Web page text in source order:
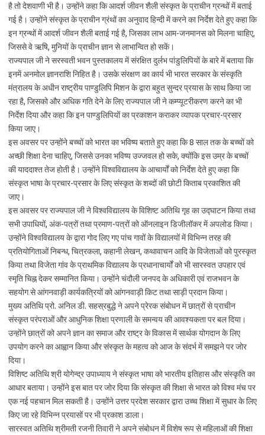
है तो देशवाणी भी है। उन्होंने कहा कि आदर्श जीवन शैली संस्कृत के प्राचीन ग्रन्थों में बताई
गई है। उन्होंने संस्कृत के प्राचीन ग्रंथों का अनुवाद हिन्दी में करने का निर्देश देते हुए कहा कि
इन ग्रन्थों में आदर्श जीवन शैली बताई गई है, जिसका लाभ आम-जनमानस को मिलना चाहिए,
जिससे वे ऋषि, मुनियों के प्राचीन ज्ञान से लाभान्वित हो सकें।
राज्यपाल जी ने सरस्वती भवन पुस्तकालय में संरक्षित दुर्लभ पांडुलिपियों के बारे में बताया कि
इनमें अनमोल ज्ञानराशि निहित है। उसके संरक्षण का कार्य भी भारत सरकार के संस्कृति
मंत्रालय के अधीन राष्ट्रीय पाण्डुलिपि मिशन के द्वारा बहुत सुन्दर प्रयास के साथ किया जा
रहा है, जिसको और अधिक गति देने के लिए राज्यपाल जी ने कम्प्यूटरीकरण करने का भी
निर्देश दिया और कहा कि इन पाण्डुलिपियों का प्रकाशन कराकर व्यापक प्रचार-प्रसार
किया जाए।
इस अवसर पर उन्होंने बच्चों को भारत का भविष्य बताते हुए कहा कि 8 साल तक के बच्चों को
अच्छी शिक्षा देना चाहिए, जिससे उनका भविष्य उज्जवल हो सके, क्योंकि इस उम्र के बच्चों
की याददाश्त तेज होती है। उन्होंने विश्वविद्यालय के आचार्यों को निर्देश देते हुए कहा कि
संस्कृत भाषा के प्रचार-प्रसार के लिए संस्कृत के शब्दों की छोटी किताब प्रकाशित की
जाए।
इस अवसर पर राज्यपाल जी ने विश्वविद्यालय के विशिष्ट अतिथि गृह का उद्घाटन किया तथा
सभी उपाधियों, अंक-पत्रों तथा प्रमाण-पत्रों को ऑनलाइन डिजीलॉकर में अपलोड किया।
उन्होंने विश्वविद्यालय के द्वारा गोद लिए गए पांच गावों के विद्यालयों में विभिन्न तरह की
प्रतियोगिताओं निबन्ध, चित्रकला, कहानी लेखन, कथावाचन आदि के विजेताओं को पुरस्कृत
किया तथा विजेता गांव के प्राथमिक विद्यालय के प्रधानाचार्यों को भी सारस्वत उपहार एवं
स्मृति चिह्न देकर सम्मानित किया। उन्होंने चंदौली जनपद के अधिकारी एवं राजभवन के
सहयोग से आंगनवाड़ी कार्यकत्रियों को आंगनवाड़ी किट तथा साड़ी प्रदान किया।
मुख्य अतिथि प्रो. अनिल डी. सहस्रबुद्धे ने अपने प्रेरक संबोधन में छात्रों से प्राचीन
संस्कृत परंपराओं और आधुनिक शिक्षा प्रणाली के समन्वय की आवश्यकता पर बल दिया।
उन्होंने छात्रों को अपने ज्ञान का समाज और राष्ट्र के विकास में सार्थक योगदान के लिए
उपयोग करने का आह्वान किया और संस्कृत के महत्व को आज के संदर्भ में समझने पर जोर
दिया।
विशिष्ट अतिथि श्री योगेन्द्र उपाध्याय ने संस्कृत भाषा को भारतीय इतिहास और संस्कृति का
आधार बताया। उन्होंने इस बात पर जोर दिया कि संस्कृत की शिक्षा से भारत को विश्व मंच पर
एक नई पहचान मिल सकती है। उन्होंने उत्तर प्रदेश सरकार द्वारा उच्च शिक्षा में सुधार के लिए
किए जा रहे विभिन्न प्रयासों पर भी प्रकाश डाला।
सारस्वत अतिथि श्रीमती रजनी तिवारी ने अपने संबोधन में विशेष रूप से महिलाओं की शिक्षा